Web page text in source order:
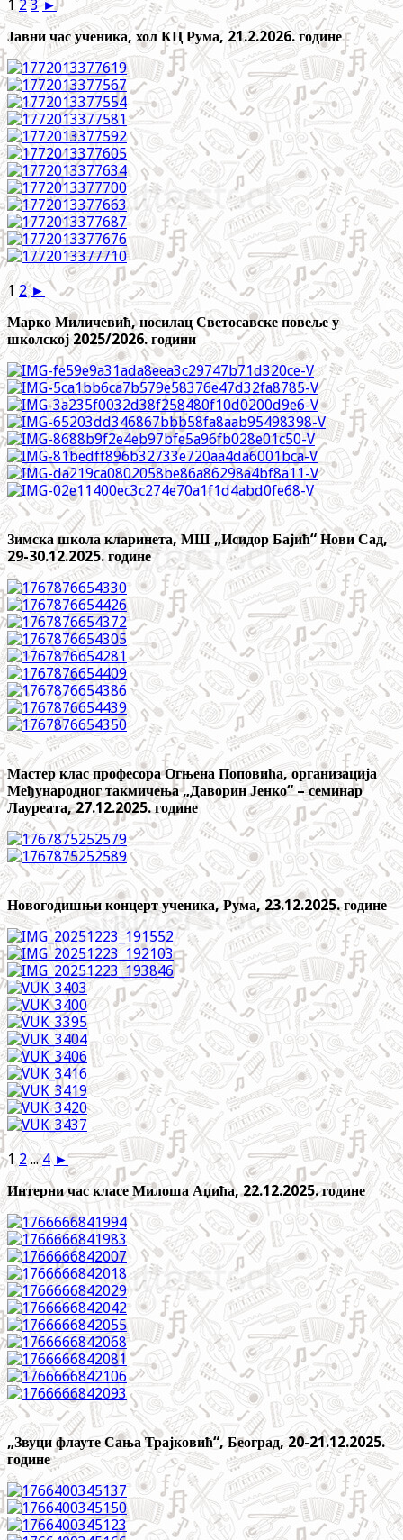
1 2 3 ►
Јавни час ученика, хол КЦ Рума, 21.2.2026. године
1 2 ►
Марко Миличевић, носилац Светосавске повеље у
школској 2025/2026. години
Зимска школа кларинета, МШ „Исидор Бајић“ Нови Сад,
29-30.12.2025. године
Мастер клас професора Огњена Поповића, организација
Међународног такмичења „Даворин Јенко“ – семинар
Лауреата, 27.12.2025. године
Новогодишњи концерт ученика, Рума, 23.12.2025. године
1 2 ... 4 ►
Интерни час класе Милоша Аџића, 22.12.2025. године
„Звуци флауте Сања Трајковић“, Београд, 20-21.12.2025.
године